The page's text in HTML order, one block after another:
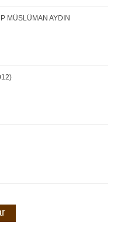
MÜSLÜMAN AYDIN